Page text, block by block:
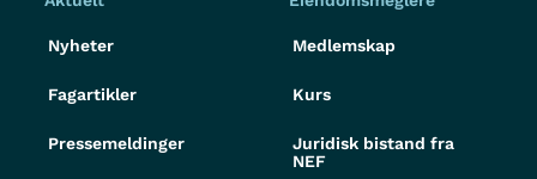
Nyheter
Fagartikler
Pressemeldinger
Medlemskap
Kurs
Juridisk bistand fra
NEF